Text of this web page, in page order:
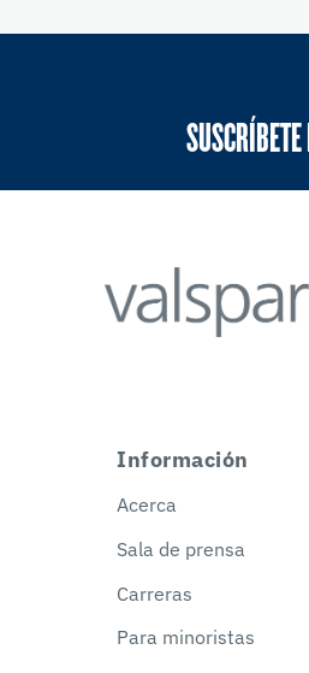
Información
Acerca
Sala de prensa
Carreras
Para minoristas